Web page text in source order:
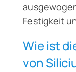
Festigkeit
Wie ist
von